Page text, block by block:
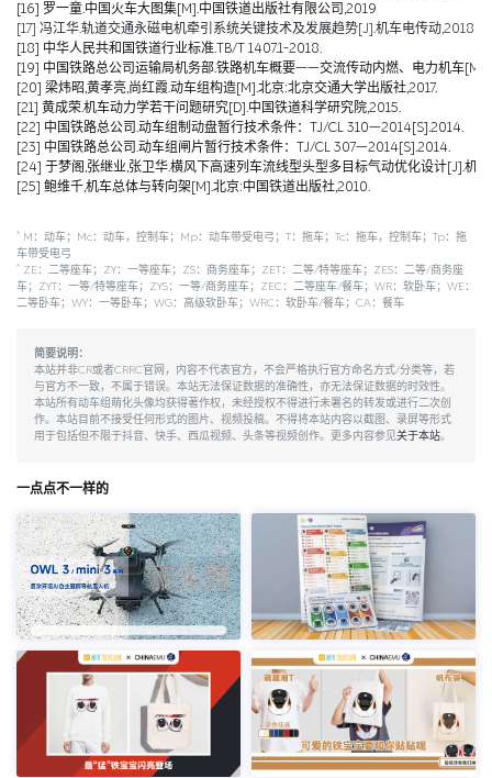
[16] 罗一童.中国火车大图集[M].中国铁道出版社有限公司,2019
[17] 冯江华.轨道交通永磁电机牵引系统关键技术及发展趋势[J].机车电传动
[18] 中华人民共和国铁道行业标准.TB/T 1407.1-2018.
[19] 中国铁路总公司运输局机务部.铁路机车概要——交流传动内燃、电力机车[M].
[20] 梁炜昭,黄孝亮,尚红霞.动车组构造[M].北京:北京交通大学出版社,2017.
[21] 黄成荣.机车动力学若干问题研究[D].中国铁道科学研究院,2015.
[22] 中国铁路总公司.动车组制动盘暂行技术条件：TJ/CL 310—2014[S].2014.
[23] 中国铁路总公司.动车组闸片暂行技术条件：TJ/CL 307—2014[S].2014.
[24] 于梦阁,张继业,张卫华.横风下高速列车流线型头型多目标气动优化设计[J].机
[25] 鲍维千,机车总体与转向架[M].北京:中国铁道出版社,2010.
* M：动车；Mc：动车，控制车；Mp：动车带受电弓；T：拖车；Tc：拖车，控制车；Tp：拖
车带受电弓
* ZE：二等座车；ZY：一等座车；ZS：商务座车；ZET：二等/特等座车；ZES：二等/商务座
车；ZYT：一等/特等座车；ZYS：一等/商务座车；ZEC：二等座车/餐车；WR：软卧车；WE：
二等卧车；WY：一等卧车；WG：高级软卧车；WRC：软卧车/餐车；CA：餐车
简要说明：
本站并非CR或者CRRC官网，内容不代表官方，不会严格执行官方命名方式/分类等，若
与官方不一致，不属于错误。本站无法保证数据的准确性，亦无法保证数据的时效性。
本站所有动车组萌化头像均获得著作权，未经授权不得进行未署名的转发或进行二次创
作。本站目前不接受任何形式的图片、视频投稿。不得将本站内容以截图、录屏等形式
用于包括但不限于抖音、快手、西瓜视频、头条等视频创作。更多内容参见关于本站。
一点点不一样的